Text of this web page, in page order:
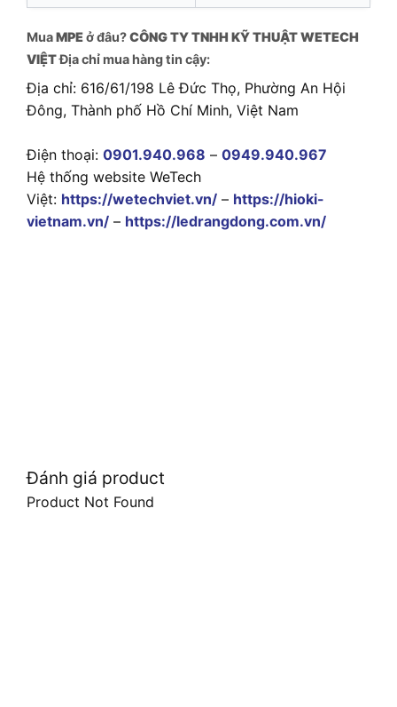
MuaMPEở đâu?CÔNG TY TNHH KỸ THUẬT WETECH
VIỆTĐịa chỉ mua hàng tin cậy:
Địa chỉ: 616/61/198 Lê Đức Thọ, Phường An Hội
Đông, Thành phố Hồ Chí Minh, Việt Nam
Điện thoại: 0901.940.968 – 0949.940.967
Hệ thống website WeTech
Việt: https://wetechviet.vn/ – https://hioki-
vietnam.vn/ – https://ledrangdong.com.vn/
Đánh giá product
Product Not Found